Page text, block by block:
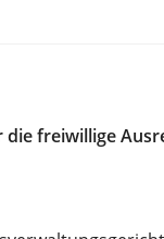
freiwillige